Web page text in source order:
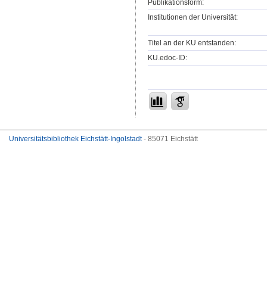
Publikationsform:
Institutionen der Universität:
Titel an der KU entstanden:
KU.edoc-ID:
Universitätsbibliothek Eichstätt-Ingolstadt- 85071 Eichstätt